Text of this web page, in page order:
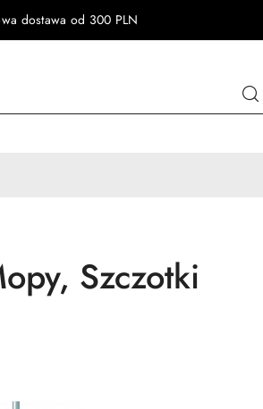
dostawa od 300 PLN
Szczotki